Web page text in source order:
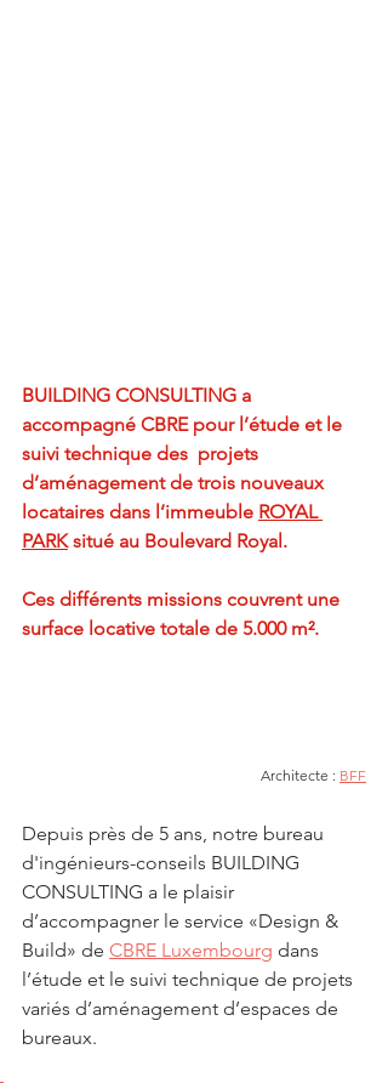
BUILDING CONSULTING a
accompagné CBRE pour l’étude et le
suivi technique des  projets
d’aménagement de trois nouveaux
locataires dans l’immeuble ROYAL
PARK situé au Boulevard Royal.
Ces différents missions couvrent une
surface locative totale de 5.000 m².
Architecte : BFF
Depuis près de 5 ans, notre bureau
d'ingénieurs-conseils BUILDING
CONSULTING a le plaisir
d’accompagner le service «Design &
Build» de CBRE Luxembourg dans
l’étude et le suivi technique de projets
variés d’aménagement d’espaces de
bureaux.